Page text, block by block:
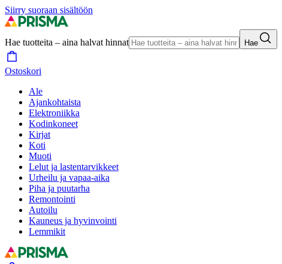
Siirry suoraan sisältöön
Hae tuotteita – aina halvat hinnat Hae
Ostoskori
Ale
Ajankohtaista
Elektroniikka
Kodinkoneet
Kirjat
Koti
Muoti
Lelut ja lastentarvikkeet
Urheilu ja vapaa-aika
Piha ja puutarha
Remontointi
Autoilu
Kauneus ja hyvinvointi
Lemmikit